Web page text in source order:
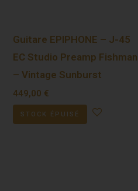
Guitare EPIPHONE – J-45
EC Studio Preamp Fishman
– Vintage Sunburst
449,00 €
STOCK ÉPUISÉ